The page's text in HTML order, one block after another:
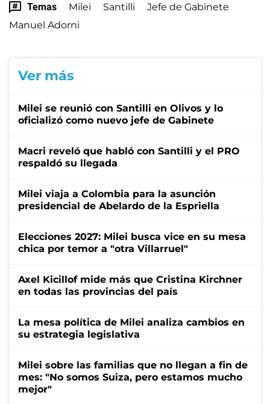
Temas Milei Santilli
Jefe de Gabinete
Manuel Adorni
Ver más
Milei se reunió con Santilli en Olivos y lo
oficializó como nuevo jefe de Gabinete
Macri reveló que habló con Santilli y el PRO
respaldó su llegada
Milei viaja a Colombia para la asunción
presidencial de Abelardo de la Espriella
Elecciones 2027: Milei busca vice en su mesa
chica por temor a "otra Villarruel"
Axel Kicillof mide más que Cristina Kirchner
en todas las provincias del país
La mesa política de Milei analiza cambios en
su estrategia legislativa
Milei sobre las familias que no llegan a fin de
mes: "No somos Suiza, pero estamos mucho
mejor"